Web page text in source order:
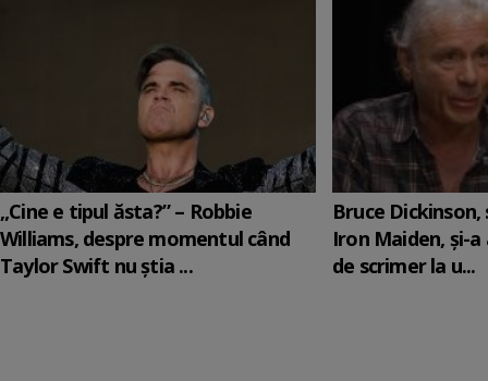
„Cine e tipul ăsta?” – Robbie
Williams, despre momentul când
Taylor Swift nu știa ...
Bruce
Iron Maiden, şi-
de scrimer la u...